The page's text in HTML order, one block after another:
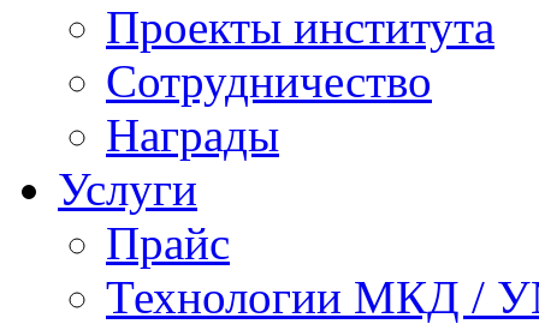
Проекты института
Сотрудничество
Награды
Услуги
Прайс
Технологии МКД /